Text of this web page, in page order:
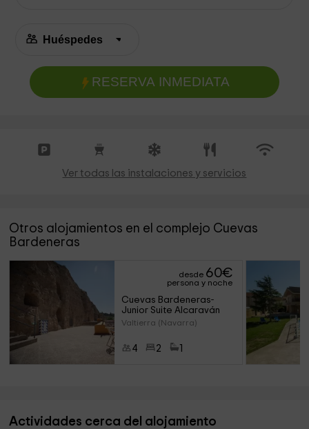
RESERVA INMEDIATA
Ver todas las instalaciones y servicios
Otros alojamientos en el complejo Cuevas
Bardeneras
desde 60€
persona y noche
Cuevas Bardeneras-
Junior Suite Alcaraván
Valtierra (Navarra)
4 2
Actividades cerca del alojamiento